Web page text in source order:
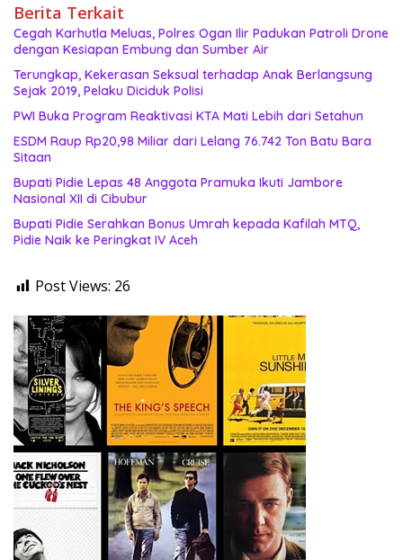
Berita Terkait
Cegah Karhutla Meluas, Polres Ogan Ilir Padukan Patroli Drone
dengan Kesiapan Embung dan Sumber Air
Terungkap, Kekerasan Seksual terhadap Anak Berlangsung
Sejak 2019, Pelaku Diciduk Polisi
PWI Buka Program Reaktivasi KTA Mati Lebih dari Setahun
ESDM Raup Rp20,98 Miliar dari Lelang 76.742 Ton Batu Bara
Sitaan
Bupati Pidie Lepas 48 Anggota Pramuka Ikuti Jambore
Nasional XII di Cibubur
Bupati Pidie Serahkan Bonus Umrah kepada Kafilah MTQ,
Pidie Naik ke Peringkat IV Aceh
Post Views: 26